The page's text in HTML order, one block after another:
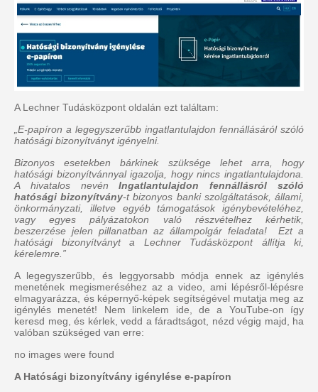
A Lechner Tudásközpont oldalán ezt találtam:
„E-papíron a legegyszerűbb ingatlantulajdon fennállásáról szóló
hatósági bizonyítványt igényelni.
Bizonyos esetekben bárkinek szüksége lehet arra, hogy
hatósági bizonyítvánnyal igazolja, hogy nincs ingatlantulajdona.
A hivatalos nevénIngatlantulajdon fennállásról szóló
hatósági bizonyítvány-t bizonyos banki szolgáltatások, állami,
önkormányzati, illetve egyéb támogatások igénybevételéhez,
vagy egyes pályázatokon való részvételhez kérhetik,
beszerzése jelen pillanatban az állampolgár feladata! Ezt a
hatósági bizonyítványt a Lechner Tudásközpont állítja ki,
kérelemre.”
A legegyszerűbb, és leggyorsabb módja ennek az igénylés
menetének megismeréséhez az a video, ami lépésről-lépésre
elmagyarázza, és képernyő-képek segítségével mutatja meg az
igénylés menetét! Nem linkelem ide, de a YouTube-on így
keresd meg, és kérlek, vedd a fáradtságot, nézd végig majd, ha
valóban szükséged van erre:
no images were found
A Hatósági bizonyítvány igénylése e-papíron